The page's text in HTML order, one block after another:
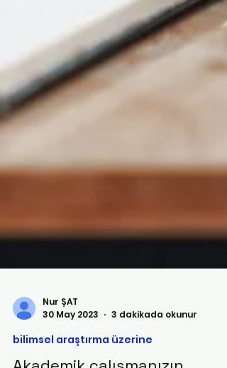
Nur ŞAT
30 May 2023